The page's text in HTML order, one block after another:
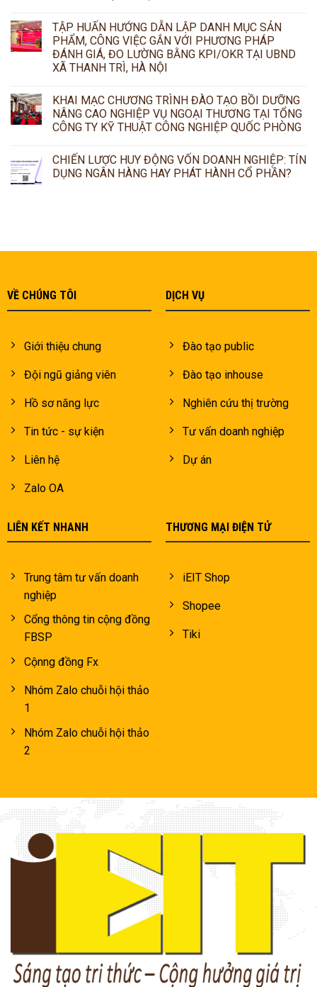
TẬP HUẤN HƯỚNG DẪN LẬP DANH MỤC SẢN
PHẨM, CÔNG VIỆC GẮN VỚI PHƯƠNG PHÁP
ĐÁNH GIÁ, ĐO LƯỜNG BẰNG KPI/OKR TẠI UBND
XÃ THANH TRÌ, HÀ NỘI
KHAI MẠC CHƯƠNG TRÌNH ĐÀO TẠO BỒI DƯỠNG
NÂNG CAO NGHIỆP VỤ NGOẠI THƯƠNG TẠI TỔNG
CÔNG TY KỸ THUẬT CÔNG NGHIỆP QUỐC PHÒNG
CHIẾN LƯỢC HUY ĐỘNG VỐN DOANH NGHIỆP: TÍN
DỤNG NGÂN HÀNG HAY PHÁT HÀNH CỔ PHẦN?
VỀ CHÚNG TÔI
Giới thiệu chung
Đội ngũ giảng viên
Hồ sơ năng lực
Tin tức - sự kiện
Liên hệ
Zalo OA
DỊCH VỤ
Đào tạo public
Đào tạo inhouse
Nghiên cứu thị trường
Tư vấn doanh nghiệp
Dự án
LIÊN KẾT NHANH
Trung tâm tư vấn doanh
nghiệp
Cổng thông tin cộng đồng
FBSP
Cộnng đồng Fx
Nhóm Zalo chuỗi hội thảo
1
Nhóm Zalo chuỗi hội thảo
2
THƯƠNG MẠI ĐIỆN TỬ
iEIT Shop
Shopee
Tiki